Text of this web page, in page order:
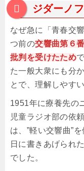
ジダーノ
なぜ急に「青春交
つ前の交響曲第６
批判を受けたため
た一般大衆にも分
とで、理解しやす
1951年に療養先の
児童ラジオ部の依
は、”軽い交響曲”
日に書きあげられ
でした。